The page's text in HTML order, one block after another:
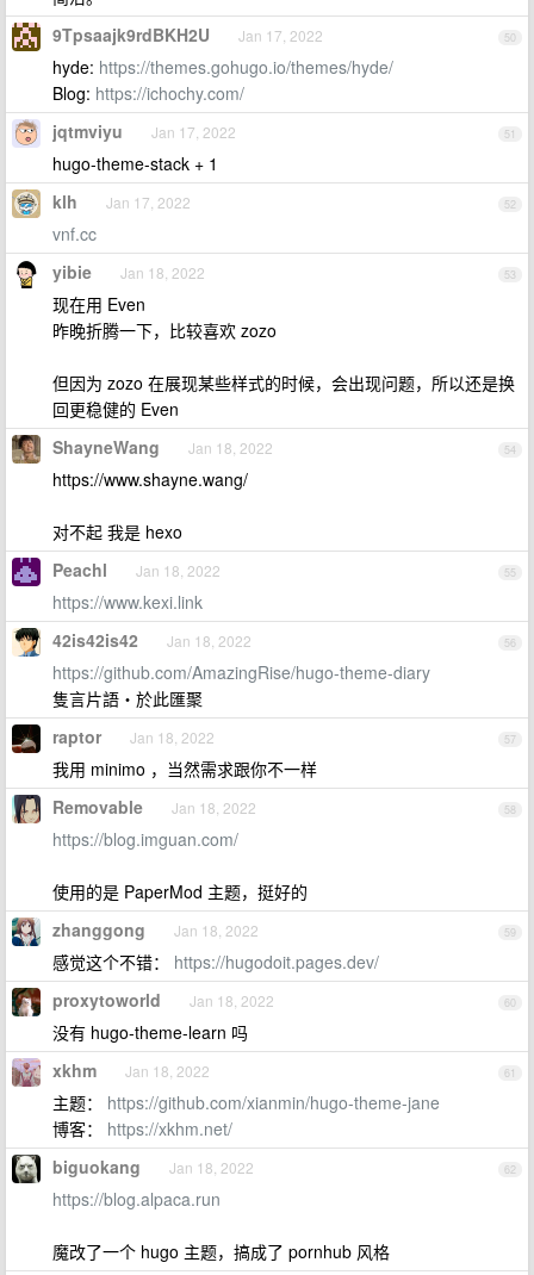
50
9Tpsaajk9rdBKH2U Jan 17, 2022
hyde: https://themes.gohugo.io/themes/hyde/
Blog: https://ichochy.com/
51
jqtmviyu Jan 17, 2022
hugo-theme-stack + 1
52
klh Jan 17, 2022
vnf.cc
53
yibie Jan 18, 2022
现在用 Even
昨晚折腾一下，比较喜欢 zozo
但因为 zozo 在展现某些样式的时候，会出现问题，所以还是换
回更稳健的 Even
54
ShayneWang Jan 18, 2022
https://www.shayne.wang/
对不起 我是 hexo
55
Peachl Jan 18, 2022
https://www.kexi.link
56
42is42is42 Jan 18, 2022
https://github.com/AmazingRise/hugo-theme-diary
隻言片語・於此匯聚
57
raptor Jan 18, 2022
我用 minimo ，当然需求跟你不一样
58
Removable Jan 18, 2022
https://blog.imguan.com/
使用的是 PaperMod 主题，挺好的
59
zhanggong Jan 18, 2022
感觉这个不错： https://hugodoit.pages.dev/
60
proxytoworld Jan 18, 2022
没有 hugo-theme-learn 吗
61
xkhm Jan 18, 2022
主题： https://github.com/xianmin/hugo-theme-jane
博客： https://xkhm.net/
62
biguokang Jan 18, 2022
https://blog.alpaca.run
魔改了一个 hugo 主题，搞成了 pornhub 风格